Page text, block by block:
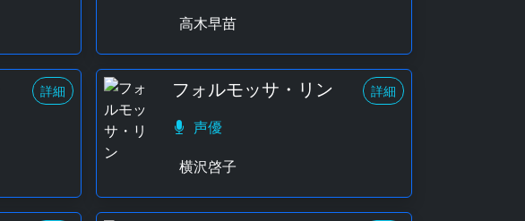
高木早苗
詳細 フォルモッサ・リン 詳細
声優
横沢啓子